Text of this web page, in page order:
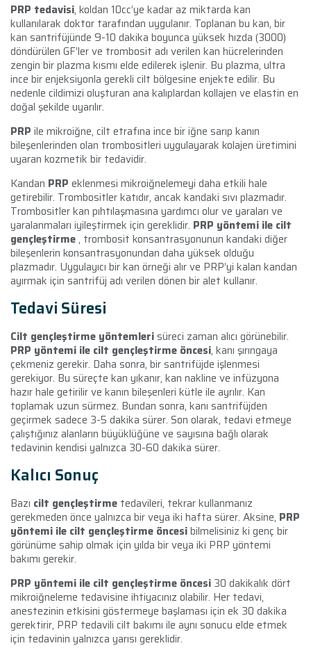
PRP tedavisi, koldan 10cc’ye kadar az miktarda kan
kullanılarak doktor tarafından uygulanır. Toplanan bu kan, bir
kan santrifüjünde 9-10 dakika boyunca yüksek hızda (3000)
döndürülen GF’ler ve trombosit adı verilen kan hücrelerinden
zengin bir plazma kısmı elde edilerek işlenir. Bu plazma, ultra
ince bir enjeksiyonla gerekli cilt bölgesine enjekte edilir. Bu
nedenle cildimizi oluşturan ana kalıplardan kollajen ve elastin en
doğal şekilde uyarılır.
PRP ile mikroiğne, cilt etrafına ince bir iğne sarıp kanın
bileşenlerinden olan trombositleri uygulayarak kolajen üretimini
uyaran kozmetik bir tedavidir.
Kandan PRP eklenmesi mikroiğnelemeyi daha etkili hale
getirebilir. Trombositler katıdır, ancak kandaki sıvı plazmadır.
Trombositler kan pıhtılaşmasına yardımcı olur ve yaraları ve
yaralanmaları iyileştirmek için gereklidir. PRP yöntemi ile cilt
gençleştirme, trombosit konsantrasyonunun kandaki diğer
bileşenlerin konsantrasyonundan daha yüksek olduğu
plazmadır. Uygulayıcı bir kan örneği alır ve PRP’yi kalan kandan
ayırmak için santrifüj adı verilen dönen bir alet kullanır.
Tedavi Süresi
Cilt gençleştirme yöntemlerisüreci zaman alıcı görünebilir.
PRP yöntemi ile cilt gençleştirme öncesi, kanı şırıngaya
çekmeniz gerekir. Daha sonra, bir santrifüjde işlenmesi
gerekiyor. Bu süreçte kan yıkanır, kan nakline ve infüzyona
hazır hale getirilir ve kanın bileşenleri kütle ile ayrılır. Kan
toplamak uzun sürmez. Bundan sonra, kanı santrifüjden
geçirmek sadece 3-5 dakika sürer. Son olarak, tedavi etmeye
çalıştığınız alanların büyüklüğüne ve sayısına bağlı olarak
tedavinin kendisi yalnızca 30-60 dakika sürer.
Kalıcı Sonuç
Bazı cilt gençleştirme tedavileri, tekrar kullanmanız
gerekmeden önce yalnızca bir veya iki hafta sürer. Aksine, PRP
yöntemi ile cilt gençleştirme öncesibilmelisiniz ki genç bir
görünüme sahip olmak için yılda bir veya iki PRP yöntemi
bakımı gerekir.
PRP yöntemi ile cilt gençleştirme öncesi 30 dakikalık dört
mikroiğneleme tedavisine ihtiyacınız olabilir. Her tedavi,
anestezinin etkisini göstermeye başlaması için ek 30 dakika
gerektirir, PRP tedavili cilt bakımı ile aynı sonucu elde etmek
için tedavinin yalnızca yarısı gereklidir.